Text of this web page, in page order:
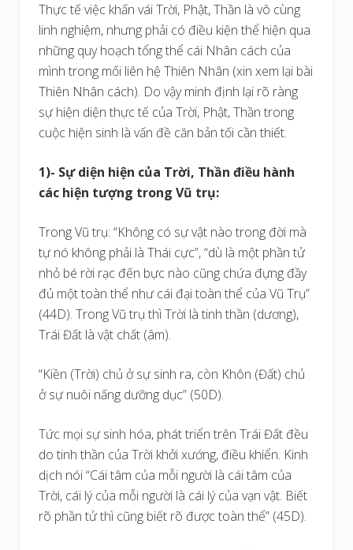
Thực tế việc khấn vái Trời, Phật, Thần là vô cùng
linh nghiệm, nhưng phải có điều kiện thể hiện qua
những quy hoạch tổng thể cái Nhân cách của
mình trong mối liên hệ Thiên Nhân (xin xem lại bài
Thiên Nhân cách). Do vậy minh định lại rõ ràng
sự hiện diện thực tế của Trời, Phật, Thần trong
cuộc hiện sinh là vấn đề căn bản tối cần thiết.
1)- Sự diện hiện của Trời, Thần điều hành
các hiện tượng trong Vũ trụ:
Trong Vũ trụ: “Không có sự vật nào trong đời mà
tự nó không phải là Thái cực”, “dù là một phần tử
nhỏ bé rời rạc đến bực nào cũng chứa đựng đầy
đủ một toàn thể như cái đại toàn thể của Vũ Trụ”
(44D). Trong Vũ trụ thì Trời là tinh thần (dương),
Trái Đất là vật chất (âm).
“Kiền (Trời) chủ ở sự sinh ra, còn Khôn (Đất) chủ
ở sự nuôi nấng dưỡng dục” (50D).
Tức mọi sự sinh hóa, phát triển trên Trái Đất đều
do tinh thần của Trời khởi xướng, điều khiển. Kinh
dịch nói “Cái tâm của mỗi người là cái tâm của
Trời, cái lý của mỗi người là cái lý của vạn vật. Biết
rõ phần tử thì cũng biết rõ được toàn thể” (45D).